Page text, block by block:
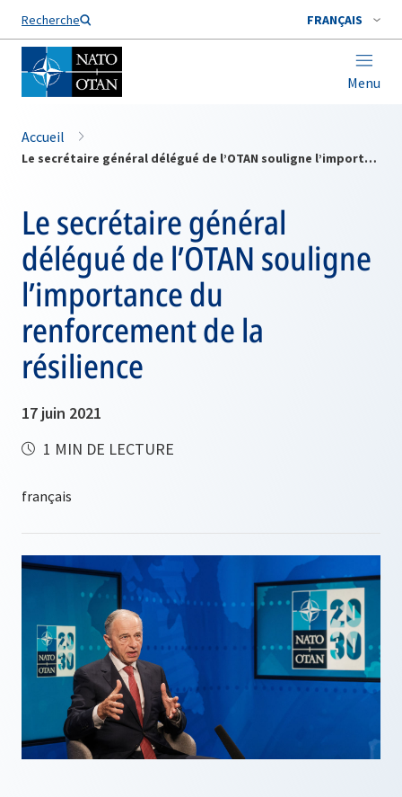
Recherche FRANÇAIS
Menu
Nom de famille*
Accueil
Le secrétaire général délégué de l’OTAN souligne l’importance du renforcement de la résilience
Le secrétaire général
délégué de l’OTAN souligne
l’importance du
renforcement de la
résilience
17 juin 2021
1 MIN DE LECTURE